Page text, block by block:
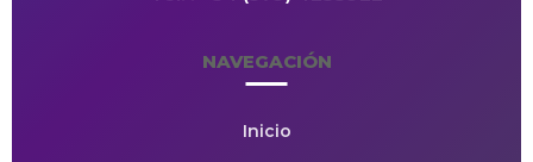
NAVEGACIÓN
Inicio